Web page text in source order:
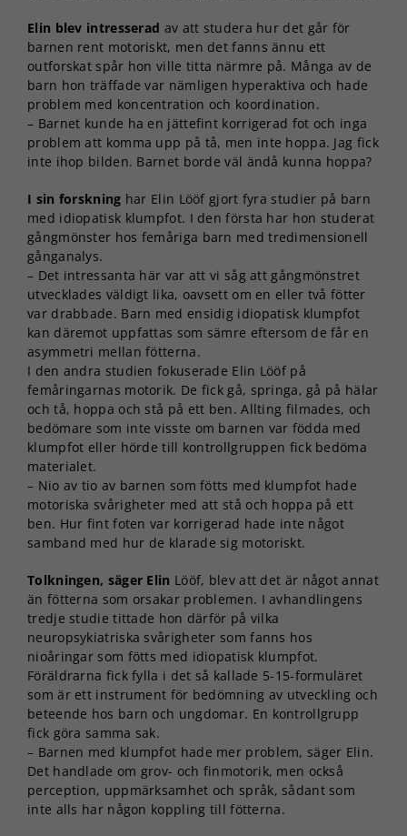
Elin blev intresserad av att studera hur det går för
barnen rent motoriskt, men det fanns ännu ett
outforskat spår hon ville titta närmre på. Många av de
barn hon träffade var nämligen hyperaktiva och hade
problem med koncentration och koordination.
– Barnet kunde ha en jättefint korrigerad fot och inga
problem att komma upp på tå, men inte hoppa. Jag fick
inte ihop bilden. Barnet borde väl ändå kunna hoppa?
I sin forskning har Elin Lööf gjort fyra studier på barn
med idiopatisk klumpfot. I den första har hon studerat
gångmönster hos femåriga barn med tredimensionell
gånganalys.
– Det intressanta här var att vi såg att gångmönstret
utvecklades väldigt lika, oavsett om en eller två fötter
var drabbade. Barn med ensidig idiopatisk klumpfot
kan däremot uppfattas som sämre eftersom de får en
asymmetri mellan fötterna.
I den andra studien fokuserade Elin Lööf på
femåringarnas motorik. De fick gå, springa, gå på hälar
och tå, hoppa och stå på ett ben. Allting filmades, och
bedömare som inte visste om barnen var födda med
klumpfot eller hörde till kontrollgruppen fick bedöma
materialet.
– Nio av tio av barnen som fötts med klumpfot hade
motoriska svårigheter med att stå och hoppa på ett
ben. Hur fint foten var korrigerad hade inte något
samband med hur de klarade sig motoriskt.
Tolkningen, säger Elin Lööf, blev att det är något annat
än fötterna som orsakar problemen. I avhandlingens
tredje studie tittade hon därför på vilka
neuropsykiatriska svårigheter som fanns hos
nioåringar som fötts med idiopatisk klumpfot.
Föräldrarna fick fylla i det så kallade 5-15-formuläret
som är ett instrument för bedömning av utveckling och
beteende hos barn och ungdomar. En kontrollgrupp
fick göra samma sak.
– Barnen med klumpfot hade mer problem, säger Elin.
Det handlade om grov- och finmotorik, men också
perception, uppmärksamhet och språk, sådant som
inte alls har någon koppling till fötterna.